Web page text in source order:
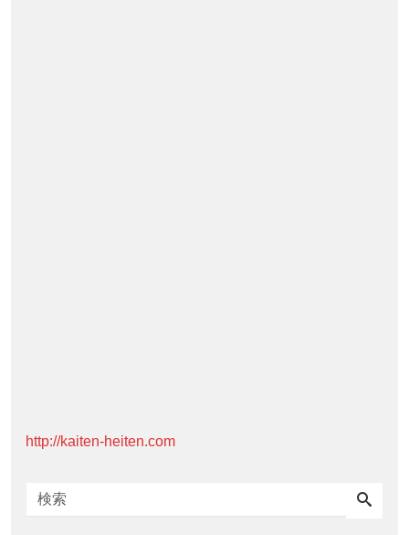
http://kaiten-heiten.com